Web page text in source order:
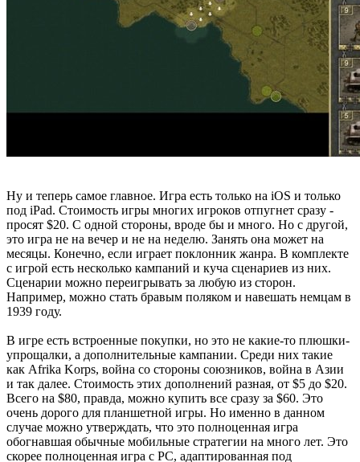
Ну и теперь самое главное. Игра есть только на iOS и только
под iPad. Стоимость игры многих игроков отпугнет сразу -
просят $20. С одной стороны, вроде бы и много. Но с другой,
это игра не на вечер и не на неделю. Занять она может на
месяцы. Конечно, если играет поклонник жанра. В комплекте
с игрой есть несколько кампаний и куча сценариев из них.
Сценарии можно переигрывать за любую из сторон.
Например, можно стать бравым поляком и навешать немцам в
1939 году.
В игре есть встроенные покупки, но это не какие-то плюшки-
упрощалки, а дополнительные кампании. Среди них такие
как Afrika Korps, война со стороны союзников, война в Азии
и так далее. Стоимость этих дополнений разная, от $5 до $20.
Всего на $80, правда, можно купить все сразу за $60. Это
очень дорого для планшетной игры. Но именно в данном
случае можно утверждать, что это полноценная игра
обогнавшая обычные мобильные стратегии на много лет. Это
скорее полноценная игра с PC, адаптированная под